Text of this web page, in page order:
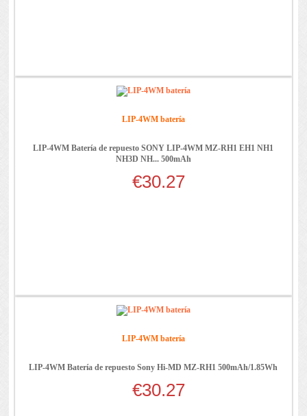
LIP-4WM batería
LIP-4WM Batería de repuesto SONY LIP-4WM MZ-RH1 EH1 NH1
NH3D NH... 500mAh
€30.27
LIP-4WM batería
LIP-4WM Batería de repuesto Sony Hi-MD MZ-RH1 500mAh/1.85Wh
€30.27